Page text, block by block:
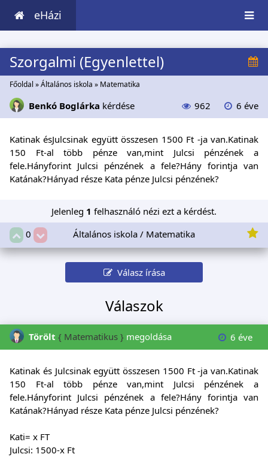
eHázi
Szorgalmi (Egyenlettel)
Főoldal »Általános iskola » Matematika
Benkó Boglárka kérdése 962 6 éve
Katinak ésJulcsinak együtt összesen 1500 Ft -ja van.Katinak
150 Ft-al több pénze van,mint Julcsi pénzének a
fele.Hányforint Julcsi pénzének a fele?Hány forintja van
Katának?Hányad része Kata pénze Julcsi pénzének?
Jelenleg 1 felhasználó nézi ezt a kérdést.
0
Általános iskola / Matematika
Válasz írása
Válaszok
Törölt { Matematikus } megoldása 6 éve
Katinak és Julcsinak együtt összesen 1500 Ft -ja van.Katinak
150 Ft-al több pénze van,mint Julcsi pénzének a
fele.Hányforint Julcsi pénzének a fele?Hány forintja van
Katának?Hányad része Kata pénze Julcsi pénzének?
Kati= x FT
Julcsi: 1500-x Ft